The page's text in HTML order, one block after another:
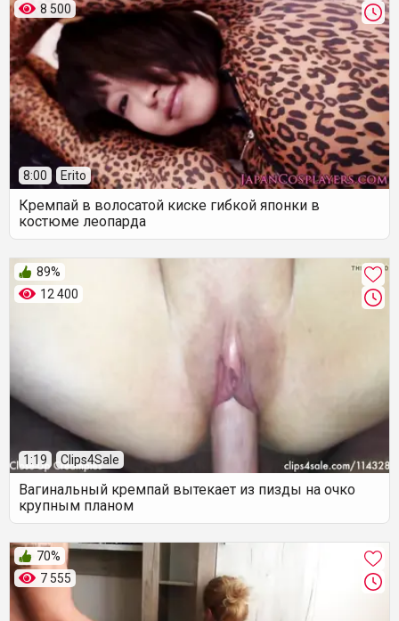
8 500
8:00 Erito
Кремпай в волосатой киске гибкой японки в
костюме леопарда
12 400
89%
1:19 Clips4Sale
Вагинальный кремпай вытекает из пизды на очко
крупным планом
7 555
70%